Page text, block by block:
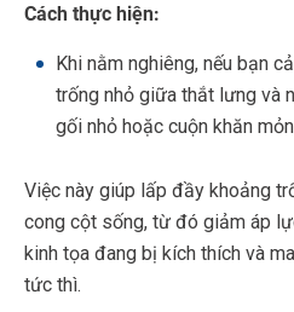
Cách thực hiện:
Khi nằm nghiêng, nếu bạn
trống nhỏ giữa thắt lưng và
gối nhỏ hoặc cuộn khăn
Việc này giúp lấp đầy khoảng
cong cột sống, từ đó giảm áp
kinh tọa đang bị kích thích và
tức thì.